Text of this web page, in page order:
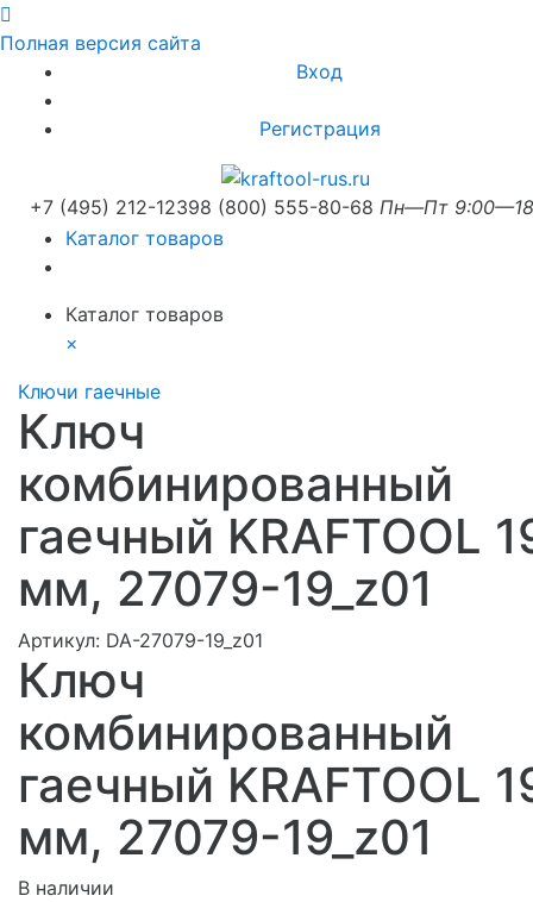
Полная версия сайта
Вход
Регистрация
+7 (495) 212-12398 (800) 555-80-68 Пн—Пт
Каталог товаров
Каталог товаров
×
Ключи гаечные
Ключ
комбинированный
гаечный KRAFTOOL
мм, 27079-19_z01
Артикул: DA-27079-19_z01
Ключ
комбинированный
гаечный KRAFTOOL
мм, 27079-19_z01
В наличии